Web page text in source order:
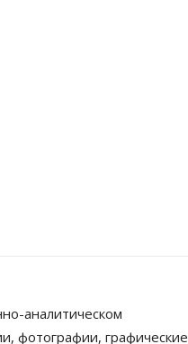
аналитическом
фотографии, графические